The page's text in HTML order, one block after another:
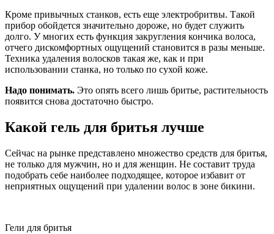
Кроме привычных станков, есть еще электробритвы. Такой
прибор обойдется значительно дороже, но будет служить
долго. У многих есть функция закругления кончика волоса,
отчего дискомфортных ощущений становится в разы меньше.
Техника удаления волосков такая же, как и при
использовании станка, но только по сухой коже.
Надо понимать. Это опять всего лишь бритье, растительность
появится снова достаточно быстро.
Какой гель для бритья лучше
Сейчас на рынке представлено множество средств для бритья,
не только для мужчин, но и для женщин. Не составит труда
подобрать себе наиболее подходящее, которое избавит от
неприятных ощущений при удалении волос в зоне бикини.
Гели для бритья